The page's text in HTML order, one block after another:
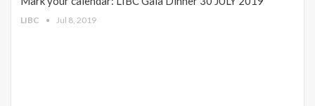
LIBC Jul 8, 2019